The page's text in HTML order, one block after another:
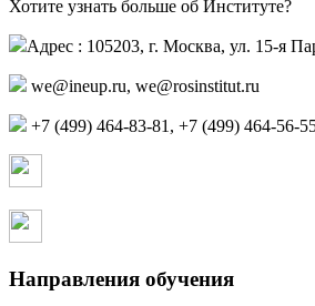
Хотите узнать больше об Институте?
Адрес : 105203, г. Москва, ул. 15-я
,
+7 (499) 464-83-81, +7 (499) 464-56-
Направления обучения